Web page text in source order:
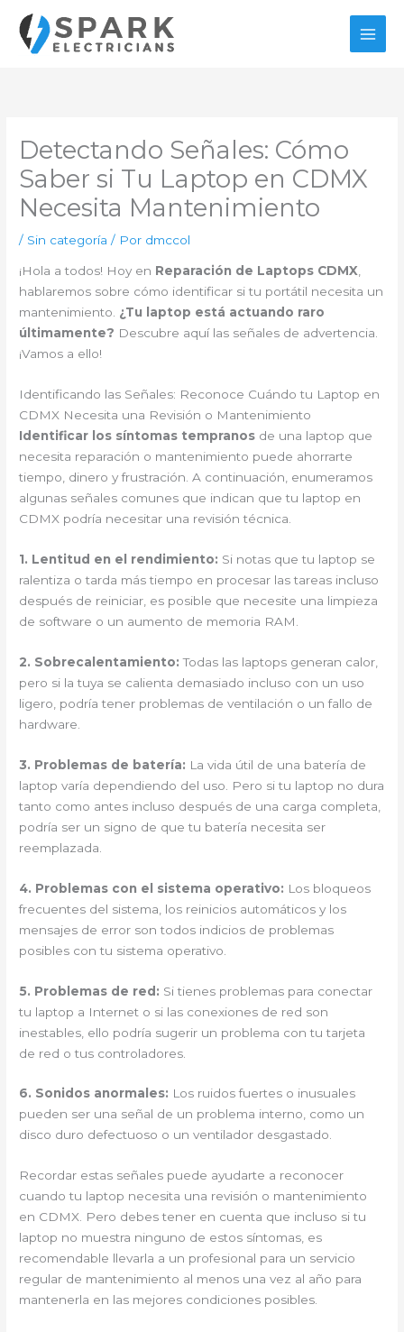
contenido
Detectando Señales: Cómo
Saber si Tu Laptop en CDMX
Necesita Mantenimiento
/ Sin categoría / Por dmccol
¡Hola a todos! Hoy en Reparación de Laptops CDMX,
hablaremos sobre cómo identificar si tu portátil necesita un
mantenimiento. ¿Tu laptop está actuando raro
últimamente? Descubre aquí las señales de advertencia.
¡Vamos a ello!
Identificando las Señales: Reconoce Cuándo tu Laptop en
CDMX Necesita una Revisión o Mantenimiento
Identificar los síntomas tempranos de una laptop que
necesita reparación o mantenimiento puede ahorrarte
tiempo, dinero y frustración. A continuación, enumeramos
algunas señales comunes que indican que tu laptop en
CDMX podría necesitar una revisión técnica.
1. Lentitud en el rendimiento: Si notas que tu laptop se
ralentiza o tarda más tiempo en procesar las tareas incluso
después de reiniciar, es posible que necesite una limpieza
de software o un aumento de memoria RAM.
2. Sobrecalentamiento: Todas las laptops generan calor,
pero si la tuya se calienta demasiado incluso con un uso
ligero, podría tener problemas de ventilación o un fallo de
hardware.
3. Problemas de batería: La vida útil de una batería de
laptop varía dependiendo del uso. Pero si tu laptop no dura
tanto como antes incluso después de una carga completa,
podría ser un signo de que tu batería necesita ser
reemplazada.
4. Problemas con el sistema operativo: Los bloqueos
frecuentes del sistema, los reinicios automáticos y los
mensajes de error son todos indicios de problemas
posibles con tu sistema operativo.
5. Problemas de red: Si tienes problemas para conectar
tu laptop a Internet o si las conexiones de red son
inestables, ello podría sugerir un problema con tu tarjeta
de red o tus controladores.
6. Sonidos anormales: Los ruidos fuertes o inusuales
pueden ser una señal de un problema interno, como un
disco duro defectuoso o un ventilador desgastado.
Recordar estas señales puede ayudarte a reconocer
cuando tu laptop necesita una revisión o mantenimiento
en CDMX. Pero debes tener en cuenta que incluso si tu
laptop no muestra ninguno de estos síntomas, es
recomendable llevarla a un profesional para un servicio
regular de mantenimiento al menos una vez al año para
mantenerla en las mejores condiciones posibles.